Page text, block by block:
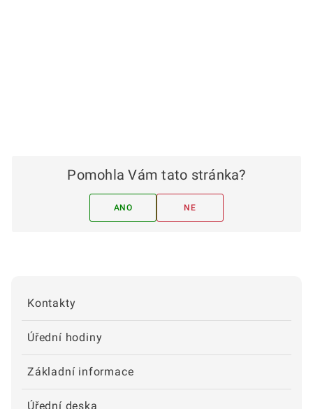
Kontakty
Úřední hodiny
Základní informace
Úřední deska
Pomohla Vám tato stránka?
ANO NE